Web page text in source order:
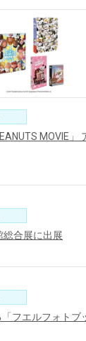
MOVIE
合展に出展
フエルフォトブ